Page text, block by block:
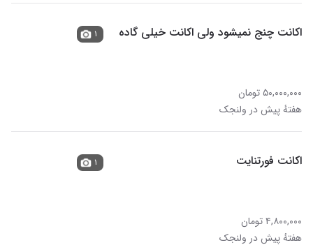
اکانت چنج نمیشود ولی اکانت خیلی گاده
۵۰,۰۰۰,۰۰۰ تومان
هفتهٔ پیش در ولنجک
۱
اکانت فورتنایت
۴,۸۰۰,۰۰۰ تومان
هفتهٔ پیش در ولنجک
۱